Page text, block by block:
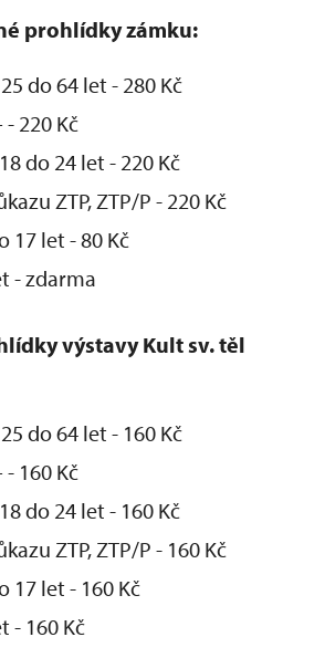
prohlídky zámku:
do 64 let - 280 Kč
220 Kč
do 24 let - 220 Kč
ZTP, ZTP/P - 220 Kč
17 let - 80 Kč
- zdarma
výstavy Kult sv. těl
do 64 let - 160 Kč
160 Kč
do 24 let - 160 Kč
ZTP, ZTP/P - 160 Kč
17 let - 160 Kč
- 160 Kč